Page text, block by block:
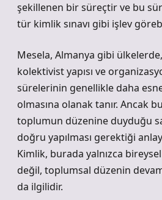
şekillenen bir süreçtir ve bu
tür kimlik sınavı gibi işlev
Mesela, Almanya gibi
kolektivist yapısı ve
sürelerinin genellikle daha
olmasına olanak tanır. Ancak
toplumun düzenine duyduğu
doğru yapılması gerektiği
Kimlik, burada yalnızca
değil, toplumsal düzenin
da ilgilidir.